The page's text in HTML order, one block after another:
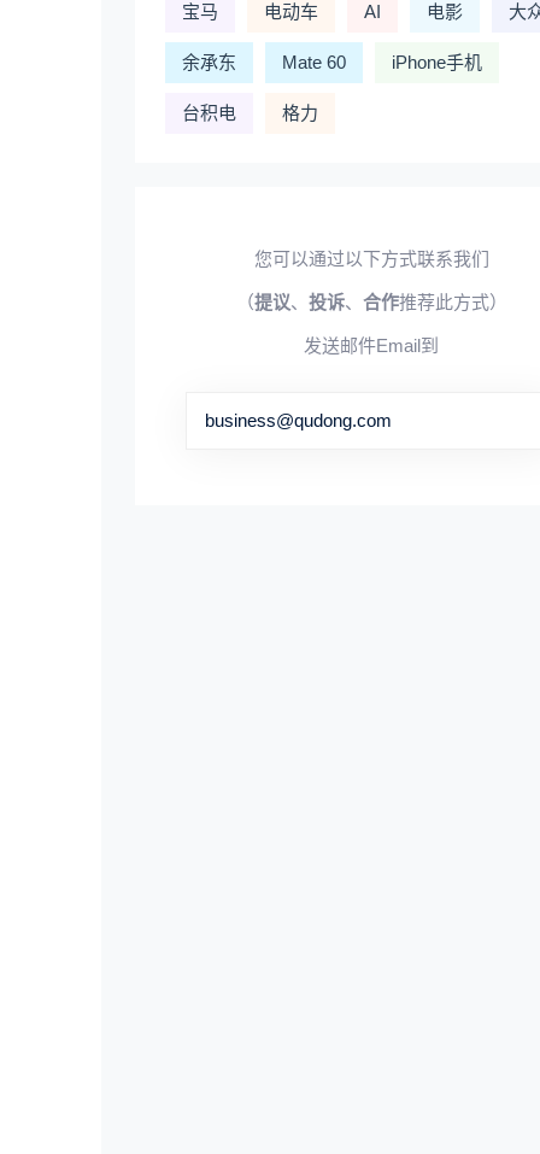
宝马 电动车 AI 电影 大
余承东 Mate 60 iPhone手机
台积电 格力
您可以通过以下方式联系我们
（提议、 投诉、 合作推荐此方式）
发送邮件Email到
business@qudong.com